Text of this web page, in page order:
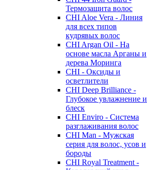
Термозащита волос
CHI Aloe Vera - Линия
для всех типов
кудрявых волос
CHI Argan Oil - На
основе масла Арганы и
дерева Моринга
CHI - Оксиды и
осветлители
CHI Deep Brilliance -
Глубокое увлажнение и
блеск
CHI Enviro - Система
разглаживания волос
CHI Man - Мужская
серия для волос, усов и
бороды
CHI Royal Treatment -